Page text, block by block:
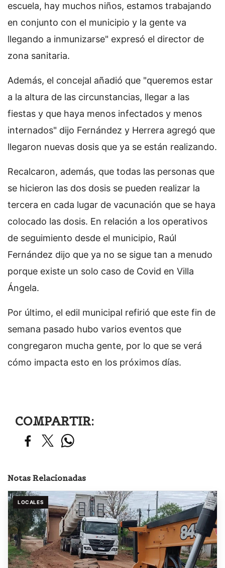
escuela, hay muchos niños, estamos trabajando
en conjunto con el municipio y la gente va
llegando a inmunizarse" expresó el director de
zona sanitaria.
Además, el concejal añadió que "queremos estar
a la altura de las circunstancias, llegar a las
fiestas y que haya menos infectados y menos
internados" dijo Fernández y Herrera agregó que
llegaron nuevas dosis que ya se están realizando.
Recalcaron, además, que todas las personas que
se hicieron las dos dosis se pueden realizar la
tercera en cada lugar de vacunación que se haya
colocado las dosis. En relación a los operativos
de seguimiento desde el municipio, Raúl
Fernández dijo que ya no se sigue tan a menudo
porque existe un solo caso de Covid en Villa
Ángela.
Por último, el edil municipal refirió que este fin de
semana pasado hubo varios eventos que
congregaron mucha gente, por lo que se verá
cómo impacta esto en los próximos días.
COMPARTIR:
Notas Relacionadas
LOCALES